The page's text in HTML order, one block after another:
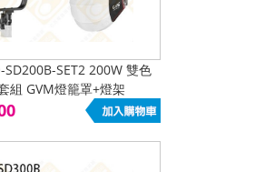
SD200B-SET2 200W 雙色
組 GVM燈籠罩+燈架